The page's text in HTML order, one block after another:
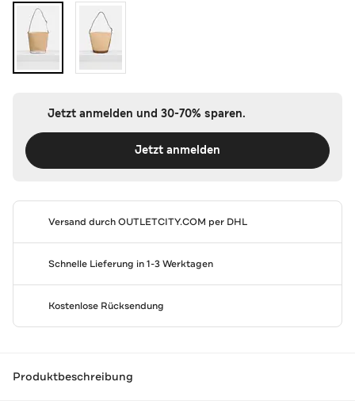
Jetzt anmelden und 30-70% sparen.
Jetzt anmelden
Versand durchOUTLETCITY.COM per DHL
Schnelle Lieferung in 1-3 Werktagen
Kostenlose Rücksendung
Produktbeschreibung